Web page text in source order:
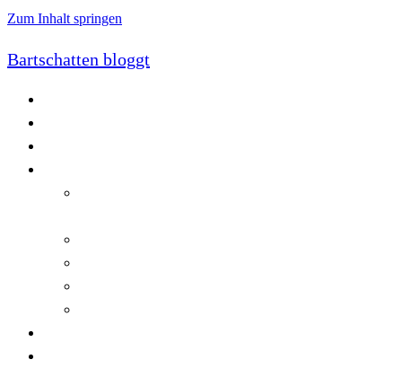
Zum Inhalt springen
Bartschatten bloggt